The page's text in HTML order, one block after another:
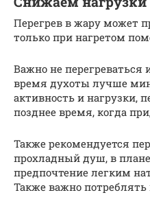
Перегрев в жару может
только при нагретом
Важно не перегреваться
время духоты лучше
активность и нагрузки,
позднее время, когда
Также рекомендуется
прохладный душ, в
предпочтение легким
Также важно